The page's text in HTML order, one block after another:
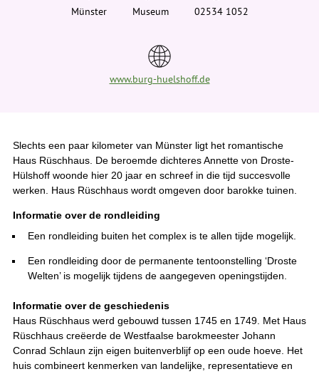
e
Münster Museum 02534 1052
www.burg-huelshoff.de
Slechts een paar kilometer van Münster ligt het romantische
Haus Rüschhaus. De beroemde dichteres Annette von Droste-
Hülshoff woonde hier 20 jaar en schreef in die tijd succesvolle
werken. Haus Rüschhaus wordt omgeven door barokke tuinen.
Informatie over de rondleiding
Een rondleiding buiten het complex is te allen tijde mogelijk.
Een rondleiding door de permanente tentoonstelling ‘Droste
Welten’ is mogelijk tijdens de aangegeven openingstijden.
Informatie over de geschiedenis
Haus Rüschhaus werd gebouwd tussen 1745 en 1749. Met Haus
Rüschhaus creëerde de Westfaalse barokmeester Johann
Conrad Schlaun zijn eigen buitenverblijf op een oude hoeve. Het
huis combineert kenmerken van landelijke, representatieve en